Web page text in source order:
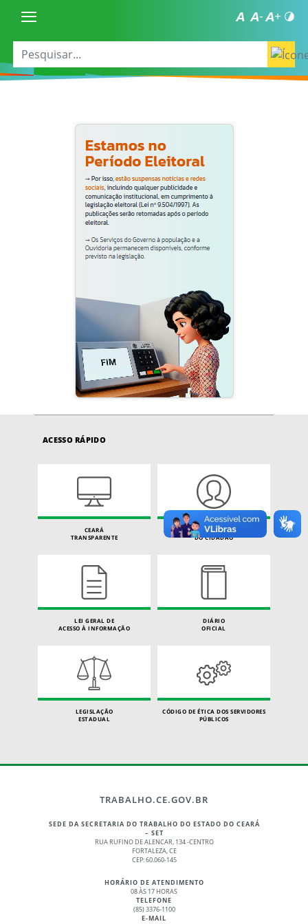
ACESSO RÁPIDO
CEARÁ
TRANSPARENTE
CARTA DE SERVIÇOS
DO CIDADÃO
LEI GERAL DE
ACESSO À INFORMAÇÃO
DIÁRIO
OFICIAL
LEGISLAÇÃO
ESTADUAL
CÓDIGO DE ÉTICA DOS SERVIDORES
PÚBLICOS
TRABALHO.CE.GOV.BR
SEDE DA SECRETARIA DO TRABALHO DO ESTADO DO CEARÁ
– SET
RUA RUFINO DE ALENCAR, 134 -CENTRO
FORTALEZA, CE
CEP: 60.060-145
HORÁRIO DE ATENDIMENTO
08 ÀS 17 HORAS
TELEFONE
(85) 3376-1100
E-MAIL